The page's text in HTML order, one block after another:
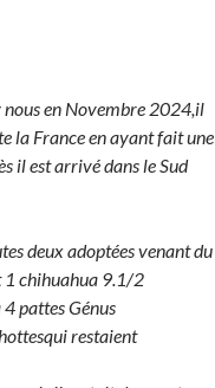
nous en Novembre 2024,il
la France en ayant fait une
il est arrivé dans le Sud
deux adoptées venant du
1 chihuahua 9.1/2
pattes Génus
restaient